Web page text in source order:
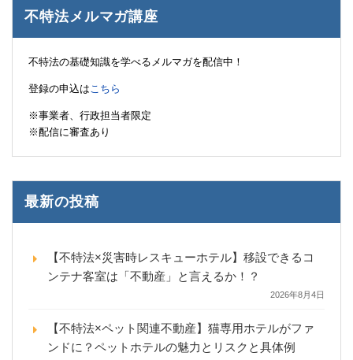
不特法メルマガ講座
不特法の基礎知識を学べるメルマガを配信中！
登録の申込は こちら
※事業者、行政担当者限定
※配信に審査あり
最新の投稿
【不特法×災害時レスキューホテル】移設できるコ
ンテナ客室は「不動産」と言えるか！？
2026年8月4日
【不特法×ペット関連不動産】猫専用ホテルがファ
ンドに？ペットホテルの魅力とリスクと具体例